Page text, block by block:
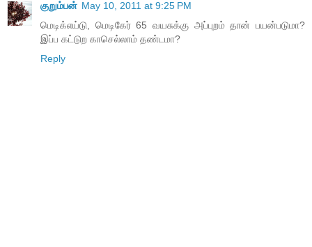
குறும்பன் May 10, 2011 at 9:25 PM
மெடிக்எய்டு, மெடிகேர் 65 வயசுக்கு அப்புறம் தான் பயன்படுமா?
இப்ப கட்டுற காசெல்லாம் தண்டமா?
Reply